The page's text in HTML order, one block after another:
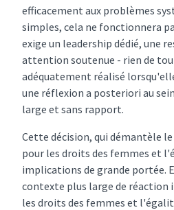
efficacement aux problèmes
simples, cela ne fonctionnera
exige un leadership dédié, une
attention soutenue - rien de
adéquatement réalisé
une réflexion a posteriori au
large et sans rapport.
Cette décision, qui démantèle
pour les droits des femmes et
implications de grande portée.
contexte plus large de
les droits des femmes et